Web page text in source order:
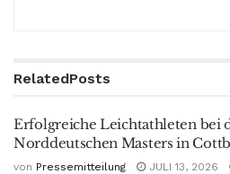
RelatedPosts
Erfolgreiche Leichtathleten bei
Norddeutschen Masters in
von Pressemitteilung JULI 13, 2026